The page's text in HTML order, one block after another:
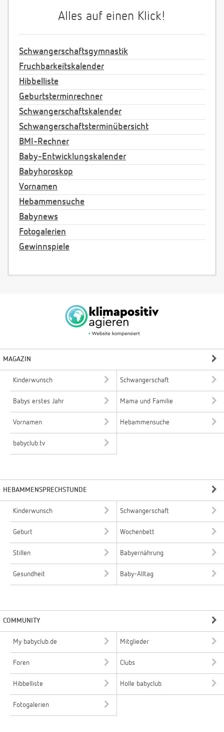
Alles auf einen Klick!
Schwangerschaftsgymnastik
Fruchbarkeitskalender
Hibbelliste
Geburtsterminrechner
Schwangerschaftskalender
Schwangerschaftsterminübersicht
BMI-Rechner
Baby-Entwicklungskalender
Babyhoroskop
Vornamen
Hebammensuche
Babynews
Fotogalerien
Gewinnspiele
MAGAZIN
Kinderwunsch Schwangerschaft
Babys erstes Jahr Mama und Familie
Vornamen Hebammensuche
babyclub.tv
HEBAMMENSPRECHSTUNDE
Kinderwunsch Schwangerschaft
Geburt Wochenbett
Stillen Babyernährung
Gesundheit Baby-Alltag
COMMUNITY
My babyclub.de Mitglieder
Foren Clubs
Hibbelliste Holle babyclub
Fotogalerien